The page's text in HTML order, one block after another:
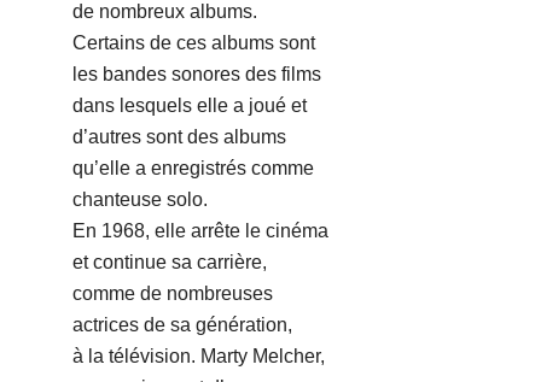
de nombreux albums.
Certains de ces albums sont
les bandes sonores des films
dans lesquels elle a joué et
d’autres sont des albums
qu’elle a enregistrés comme
chanteuse solo.
En 1968, elle arrête le cinéma
et continue sa carrière,
comme de nombreuses
actrices de sa génération,
à la télévision. Marty Melcher,